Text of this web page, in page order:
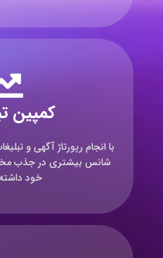
کمپین
با انجام رپورتاژ آگهی و
شانس بیشتری در جذب
خود